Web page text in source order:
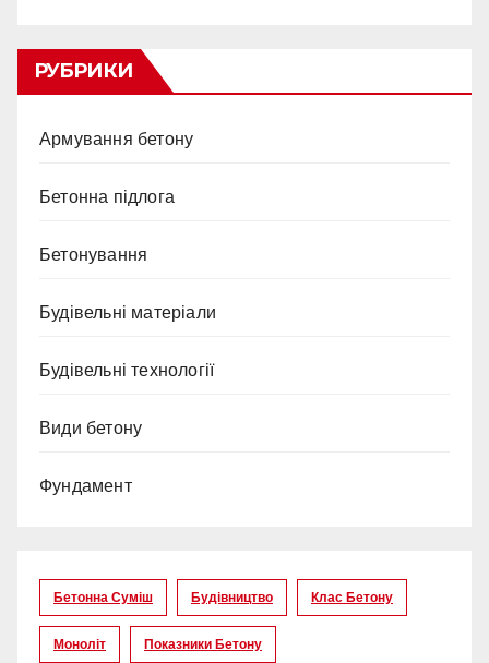
РУБРИКИ
Армування бетону
Бетонна підлога
Бетонування
Будівельні матеріали
Будівельні технології
Види бетону
Фундамент
Бетонна Суміш Будівництво Клас Бетону
Моноліт Показники Бетону